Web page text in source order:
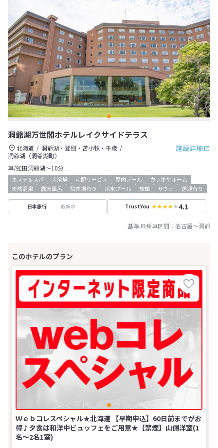
洞爺湖万世閣ホテルレイクサイドテラス
施設詳細
北海道
洞爺湖・登別・苫小牧・千歳
洞爺湖（洞爺湖町）
車/虻田洞爺湖～10分
エステ＆スパ 大浴場 宅配サービス 屋内プール
カラオケルーム
天然温泉
露天風呂 駐車場有り 冷水プール 旅館 サウナ 送迎有り
日本旅行 収集中 TrustYou 4.1
基準JR乗車区間： 名古屋～洞爺
Ｗｅｂコレスペシャル★北海道 【早期申込】60日前までがお
得♪夕食は和洋中ビュッフェをご用意★【禁煙】山側洋室(1
名～2名1室)